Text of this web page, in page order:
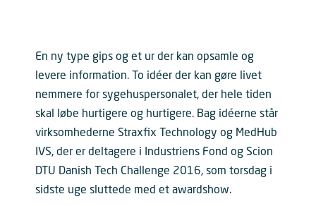
En ny type gips og et ur der kan opsamle og
levere information. To idéer der kan gøre livet
nemmere for sygehuspersonalet, der hele tiden
skal løbe hurtigere og hurtigere. Bag idéerne står
virksomhederne Straxfix Technology og MedHub
IVS, der er deltagere i Industriens Fond og Scion
DTU Danish Tech Challenge 2016, som torsdag i
sidste uge sluttede med et awardshow.